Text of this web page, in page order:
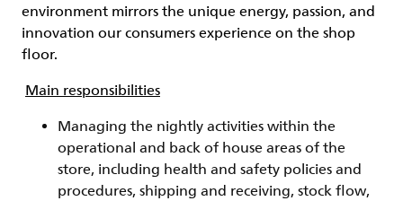
environment mirrors the unique energy, passion, and
innovation our consumers experience on the shop
floor.
Main responsibilities
Managing the nightly activities within the
operational and back of house areas of the
store, including health and safety policies and
procedures, shipping and receiving, stock flow,